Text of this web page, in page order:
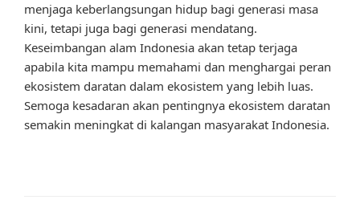
menjaga keberlangsungan hidup bagi generasi masa
kini, tetapi juga bagi generasi mendatang.
Keseimbangan alam Indonesia akan tetap terjaga
apabila kita mampu memahami dan menghargai peran
ekosistem daratan dalam ekosistem yang lebih luas.
Semoga kesadaran akan pentingnya ekosistem daratan
semakin meningkat di kalangan masyarakat Indonesia.